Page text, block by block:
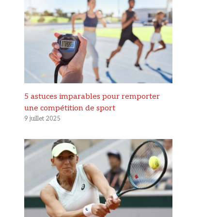
5 astuces imparables pour remporter
une compétition de sport
9 juillet 2025